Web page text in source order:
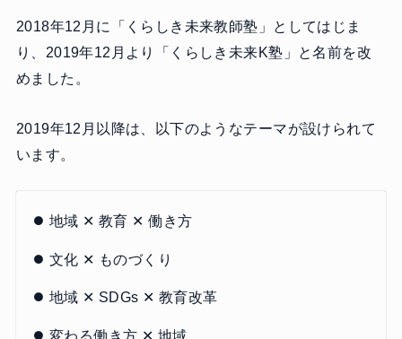
2018年12月に「くらしき未来教師塾」としてはじま
り、2019年12月より「くらしき未来K塾」と名前を改
めました。
2019年12月以降は、以下のようなテーマが設けられて
います。
地域 ✕ 教育 ✕ 働き方
文化 ✕ ものづくり
地域 ✕ SDGs ✕ 教育改革
変わる働き方 ✕ 地域